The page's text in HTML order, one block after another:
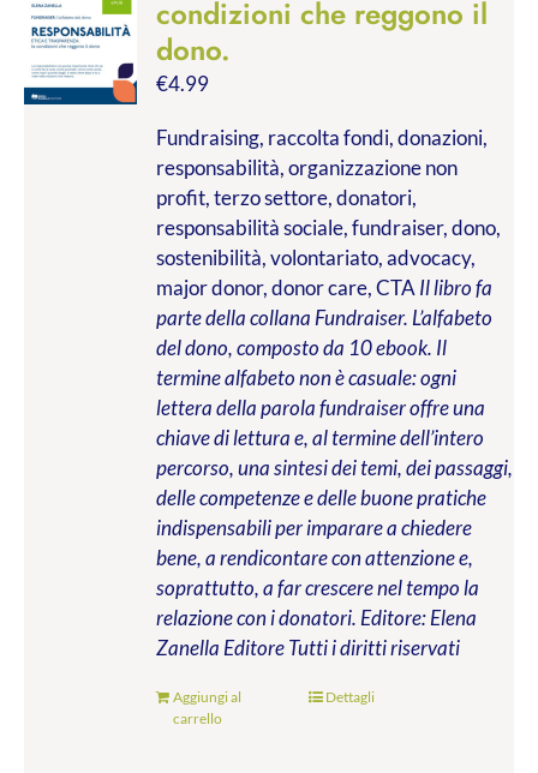
condizioni che reggono il
dono.
€4.99
Fundraising, raccolta fondi, donazioni,
responsabilità, organizzazione non
profit, terzo settore, donatori,
responsabilità sociale, fundraiser, dono,
sostenibilità, volontariato, advocacy,
major donor, donor care, CTA Il libro fa
parte della collana Fundraiser. L’alfabeto
del dono, composto da 10 ebook. Il
termine alfabeto non è casuale: ogni
lettera della parola fundraiser offre una
chiave di lettura e, al termine dell’intero
percorso, una sintesi dei temi, dei passaggi,
delle competenze e delle buone pratiche
indispensabili per imparare a chiedere
bene, a rendicontare con attenzione e,
soprattutto, a far crescere nel tempo la
relazione con i donatori. Editore: Elena
Zanella EditoreTutti i diritti riservati
Aggiungi al
carrello
Dettagli